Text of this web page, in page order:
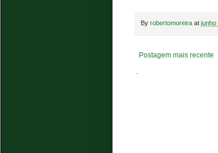
By robertomoreira at junho
Postagem mais recente
.